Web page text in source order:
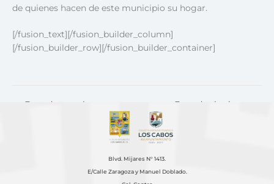
de quienes hacen de este municipio su hogar.
[/fusion_text][/fusion_builder_column]
[/fusion_builder_row][/fusion_builder_container]
Entrada anterior Entrada siguiente
Blvd. Mijares N° 1413.
E/Calle Zaragoza y Manuel Doblado.